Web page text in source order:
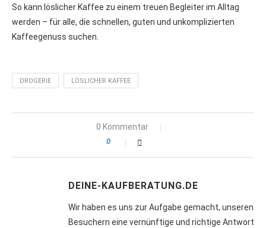
So kann löslicher Kaffee zu einem treuen Begleiter im Alltag
werden – für alle, die schnellen, guten und unkomplizierten
Kaffeegenuss suchen.
DROGERIE LÖSLICHER KAFFEE
0 Kommentar
0
DEINE-KAUFBERATUNG.DE
Wir haben es uns zur Aufgabe gemacht, unseren
Besuchern eine vernünftige und richtige Antwort